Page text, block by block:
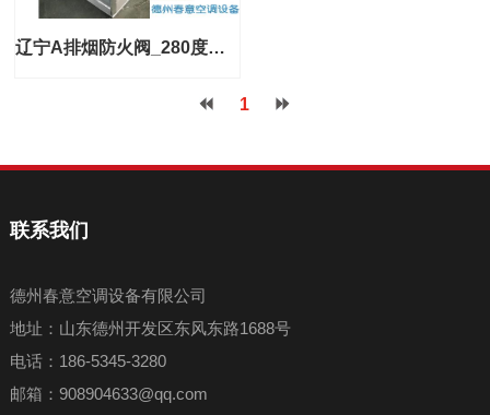
辽宁A排烟防火阀_280度排烟防火阀_排烟防火阀工作原理
1
联系我们
德州春意空调设备有限公司
地址：山东德州开发区东风东路1688号
电话：186-5345-3280
邮箱：908904633@qq.com